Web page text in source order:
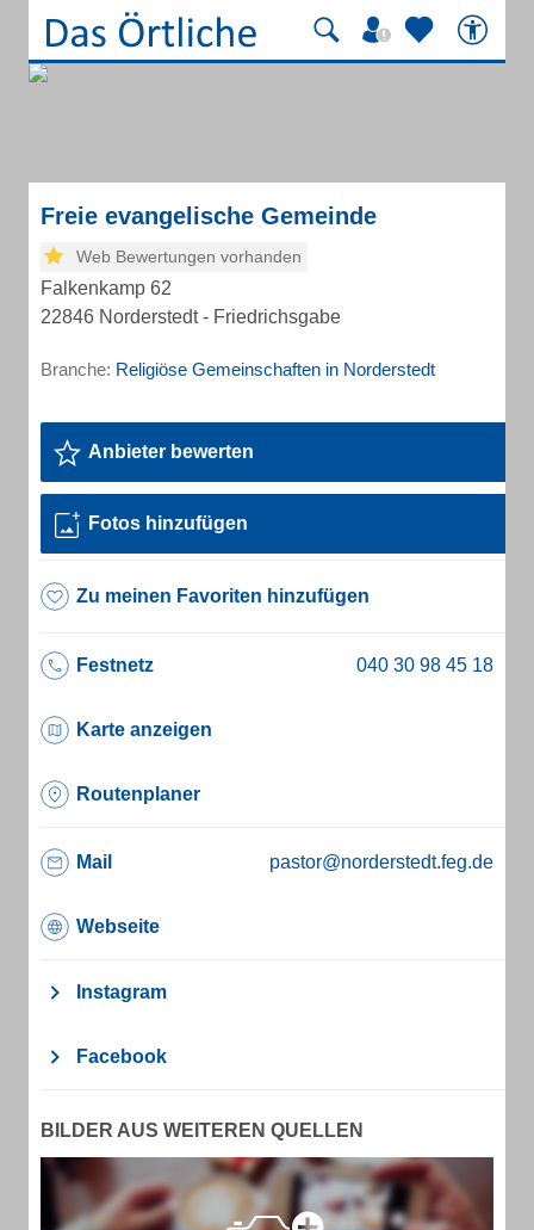
Freie evangelische Gemeinde
Web Bewertungen vorhanden
Falkenkamp 62
22846 Norderstedt - Friedrichsgabe
Branche: Religiöse Gemeinschaften in Norderstedt
Anbieter bewerten
Fotos hinzufügen
Zu meinen Favoriten hinzufügen
Festnetz
Karte anzeigen
Routenplaner
Mail pastor@norderstedt.feg.de
Webseite
Instagram
Facebook
BILDER AUS WEITEREN QUELLEN